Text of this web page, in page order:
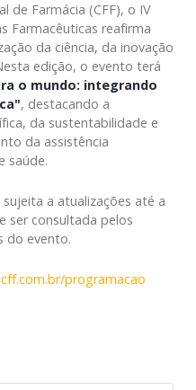
de Farmácia (CFF), o IV
Farmacêuticas reafirma
da ciência, da inovação
edição, o evento terá
o mundo: integrando
, destacando a
da sustentabilidade e
da assistência
saúde.
a atualizações até a
ser consultada pelos
do evento.
programacao